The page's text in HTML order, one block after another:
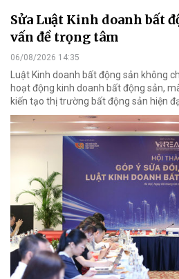
Sửa Luật Kinh doanh bất
vấn đề trọng tâm
06/08/2026 14:35
Luật Kinh doanh bất động sản không
hoạt động kinh doanh bất động sản,
kiến tạo thị trường bất động sản hiện